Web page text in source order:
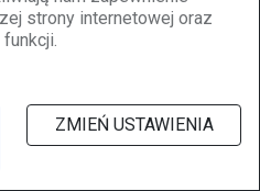
strony internetowej oraz
ZMIEŃ USTAWIENIA